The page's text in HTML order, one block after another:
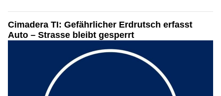
Cimadera TI: Gefährlicher Erdrutsch erfasst
Auto – Strasse bleibt gesperrt